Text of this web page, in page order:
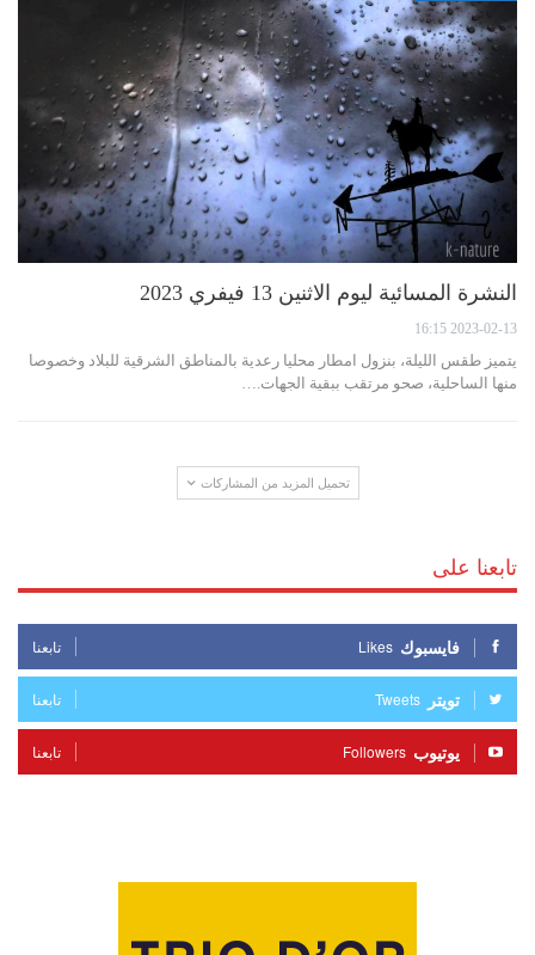
النشرة المسائية ليوم الاثنين 13 فيفري 2023
2023-02-13 16:15
يتميز طقس الليلة، بنزول امطار محليا رعدية بالمناطق الشرقية للبلاد وخصوصا
منها الساحلية، صحو مرتقب ببقية الجهات.…
تحميل المزيد من المشاركات
تابعنا على
فايسبوك Likes تابعنا
تويتر Tweets تابعنا
يوتيوب Followers تابعنا